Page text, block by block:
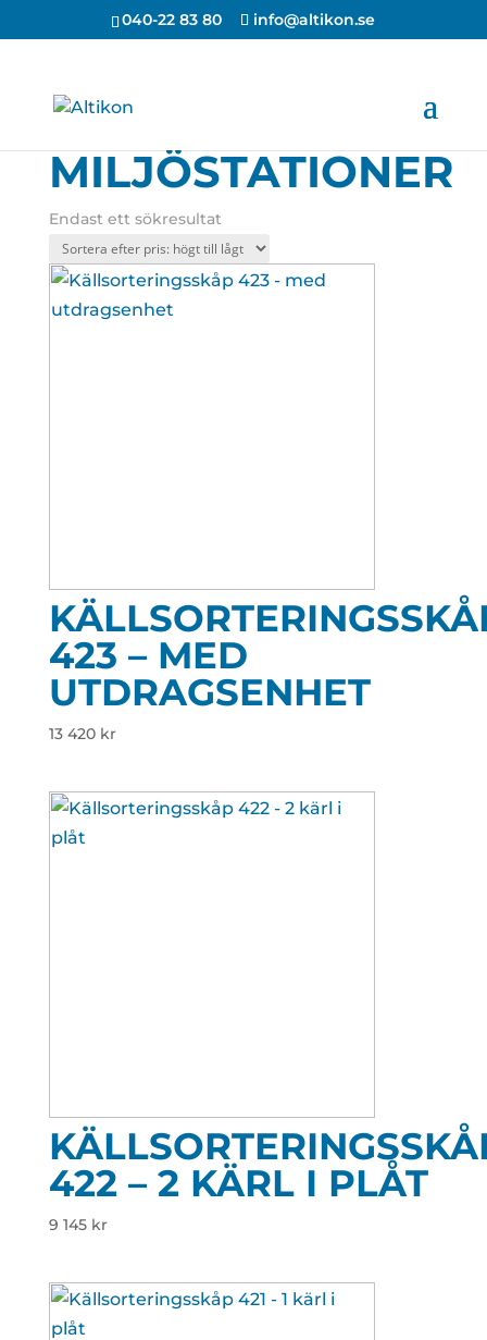
040-22 83 80 info@altikon.se
MILJÖSTATIONER
Endast ett sökresultat
423 – MED
UTDRAGSENHET
13 420 kr
422 – 2 KÄRL I PLÅT
9 145 kr